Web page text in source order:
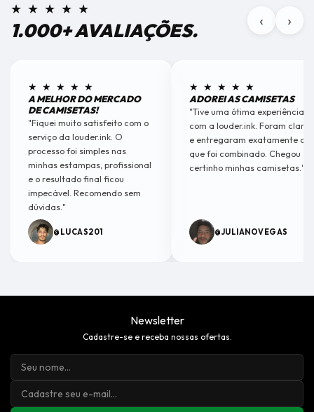
★ ★ ★ ★ ★
1.000+ AVALIAÇÕES. ‹ ›
★ ★ ★ ★ ★
A MELHOR DO MERCADO
DE CAMISETAS!
"Fiquei muito satisfeito com o
serviço da louder.ink. O
processo foi simples nas
minhas estampas, profissional
e o resultado final ficou
impecável. Recomendo sem
dúvidas."
@LUCAS201
★ ★ ★ ★ ★
ADOREI AS CAMISETAS
"Tive uma ótima experiência
com a louder.ink. Foram claros
e entregaram exatamente o
que foi combinado. Chegou
certinho minhas camisetas."
@JULIANOVEGAS
Newsletter
Cadastre-se e receba nossas ofertas.